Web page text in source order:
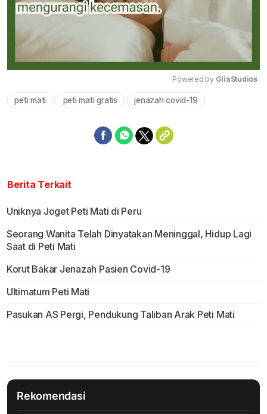
Powered by GliaStudios
peti mati peti mati gratis jenazah covid-19
Berita Terkait
Uniknya Joget Peti Mati di Peru
Seorang Wanita Telah Dinyatakan Meninggal, Hidup Lagi
Saat di Peti Mati
Korut Bakar Jenazah Pasien Covid-19
Ultimatum Peti Mati
Pasukan AS Pergi, Pendukung Taliban Arak Peti Mati
Rekomendasi